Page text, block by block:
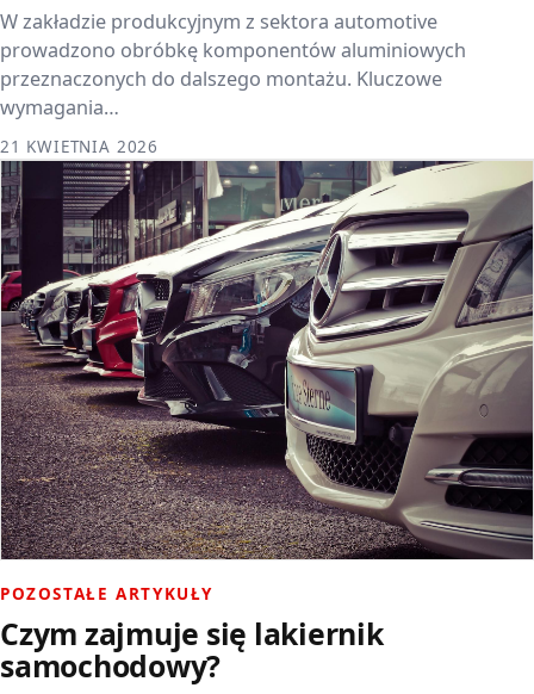
W zakładzie produkcyjnym z sektora automotive
prowadzono obróbkę komponentów aluminiowych
przeznaczonych do dalszego montażu. Kluczowe
wymagania…
21 KWIETNIA 2026
POZOSTAŁE ARTYKUŁY
Czym zajmuje się lakiernik
samochodowy?